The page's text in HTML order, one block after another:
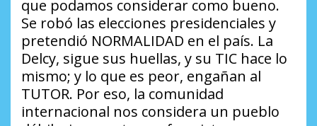
que podamos considerar como bueno.
Se robó las elecciones presidenciales y
pretendió NORMALIDAD en el país. La
Delcy, sigue sus huellas, y su TIC hace lo
mismo; y lo que es peor, engañan al
TUTOR. Por eso, la comunidad
internacional nos considera un pueblo